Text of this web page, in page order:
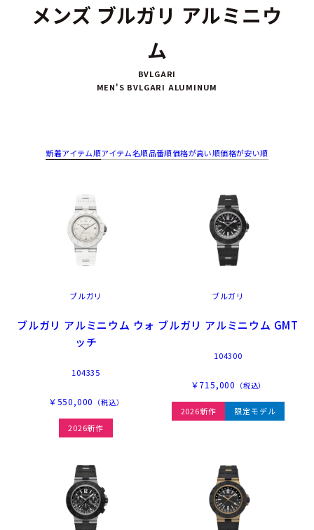
メンズ ブルガリ アルミニウ
ム
BVLGARI
MEN'S BVLGARI ALUMINUM
新着アイテム順アイテム名順品番順価格が高い順価格が安い順
ブルガリ
ブルガリ アルミニウム ウォ
ッチ
104335
￥550,000 （税込）
2026新作
ブルガリ
ブルガリ アルミニウム GMT
104300
￥715,000 （税込）
2026新作 限定モデル